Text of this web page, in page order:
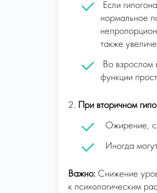
Если
нормальное
также
Во взрослом
функции
2. При вторичном
Ожирение,
Иногда
Важно: Снижение
к психологическим